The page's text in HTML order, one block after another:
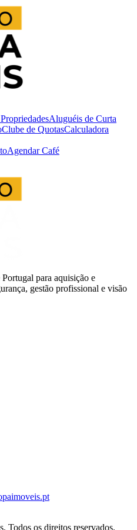
Aluguéis de Curta
Clube de QuotasCalculadora
Agendar Café
para aquisição e
gestão profissional e visão
Todos os direitos reservados.